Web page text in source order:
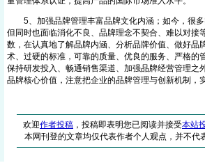
5、加强品牌管理丰富品牌文化内涵；如今，很多
但同时也面临消化不良、品牌理念不契合、难以对
数，在认真地了解品牌内涵、分析品牌价值、做好
术、过硬的标准，可靠的质量、优良的服务、严格
保持研发投入、畅通销售渠道、加强品牌经营管理
品牌核心价值，注意把企业的品牌管理与创新机制，
欢迎作者投稿 ，投稿即表明您已阅读并接受本站
本网刊登的文章均仅代表作者个人观点，并不代